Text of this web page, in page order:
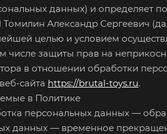
данных) и определяет
Александр Сергеевич
целью и условием
числе защиты прав на
в отношении обработки
сайта https://brutal-toys.ru.
в Политике
персональных данных —
данных — временное